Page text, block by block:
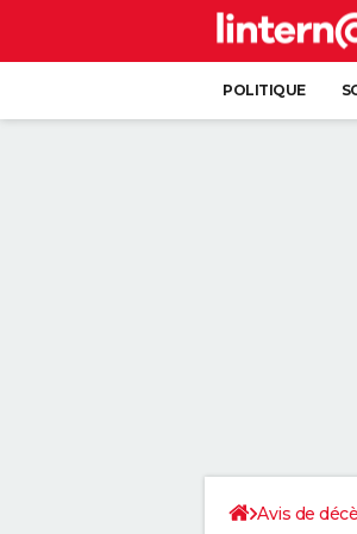
POLITIQUE
Avis de